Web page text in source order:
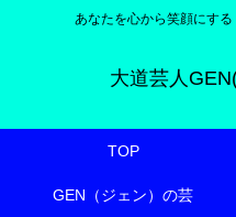
あなたを心から笑顔にす
大道芸人
TOP
GEN（ジェン）の芸